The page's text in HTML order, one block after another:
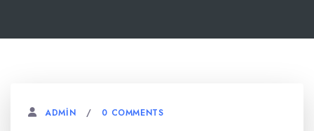
ADMIN 0 COMMENTS